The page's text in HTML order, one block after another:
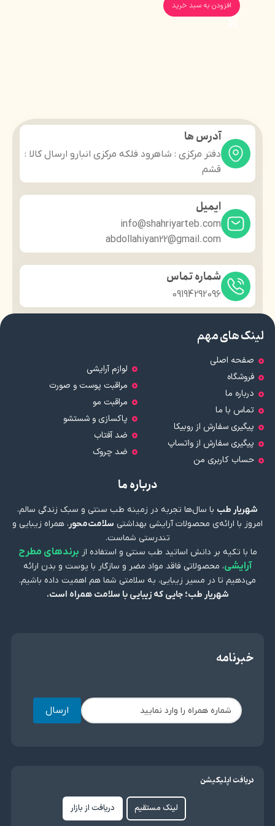
افزودن به سبد خرید
آدرس ها
دفتر مرکزی : شاهرود فلکه مرکزی انبارو ارسال کالا :
قشم
ایمیل
info@shahriyarteb.com
abdollahiyan22@gmail.com
شماره تماس
09194292096
لینک های مهم
صفحه اصلی
فروشگاه
درباره ما
تماس با ما
پیگیری سفارش از روبیکا
پیگیری سفارش از واتساپ
حساب کاربری من
لوازم آرایشی
مراقبت پوست و صورت
مراقبت مو
پاکسازی و شستشو
ضد آفتاب
ضد چروک
درباره ما
شهریار طب با سال‌ها تجربه در زمینه طب سنتی و سبک زندگی سالم،
امروز با ارائه‌ی محصولات آرایشی بهداشتی سلامت‌محور، همراه زیبایی و
تندرستی شماست.
ما با تکیه بر دانش اساتید طب سنتی و استفاده از برندهای مطرح
آرایشی، محصولاتی فاقد مواد مضر و سازگار با پوست و بدن ارائه
می‌دهیم تا در مسیر زیبایی، به سلامتی شما هم اهمیت داده باشیم.
شهریار طب؛ جایی که زیبایی با سلامت همراه است.
خبرنامه
ارسال
دریافت اپلیکیشن
لینک مستقیم دریافت از بازار